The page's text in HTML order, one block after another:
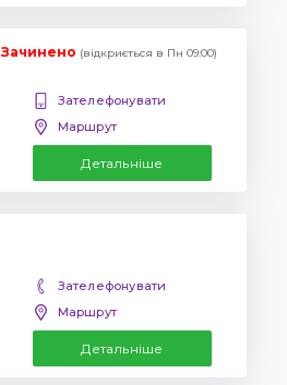
Зачинено (відкриється в Пн 09:00)
Зателефонувати
Маршрут
Детальніше
Зателефонувати
Маршрут
Детальніше